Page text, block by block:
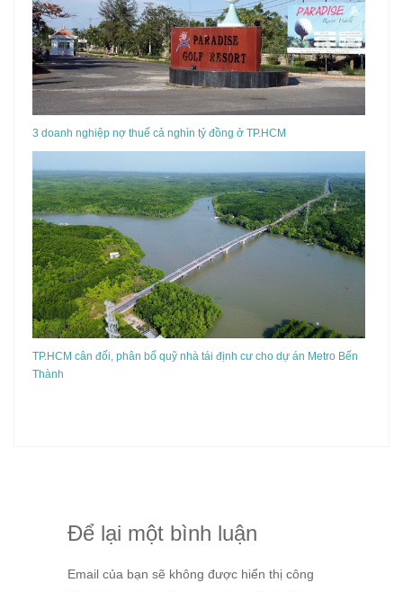
3 doanh nghiệp nợ thuế cả nghìn tỷ đồng ở TP.HCM
TP.HCM cân đối, phân bổ quỹ nhà tái định cư cho dự án Metro Bến
Thành
Để lại một bình luận
Email của bạn sẽ không được hiển thị công